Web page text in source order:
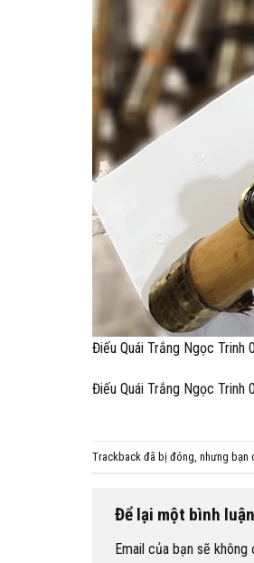
Điếu Quái Trắng Ngọc Trinh
Điếu Quái Trắng Ngọc Trinh
Trackback đã bị đóng, nhưng bạn
Để lại một bình luận
Email của bạn sẽ